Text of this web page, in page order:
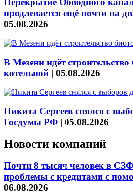
Перекрытие Обводного
продлевается ещё почти на
05.08.2026
В Мезени идёт
котельной | 05.08.2026
Никита Сергеев снялся с
Госдумы РФ | 05.08.2026
Новости компаний
Почти 8 тысяч человек в
проблемы с кредитами с
06.08.2026